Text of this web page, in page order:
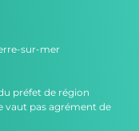
sur-mer
préfet de région
vaut pas agrément de